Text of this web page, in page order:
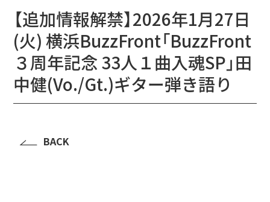
LIVE
VIDEO
DISCOGRAPHY
【追加情報解禁】2026年1月27日
(火) 横浜BuzzFront「BuzzFront
３周年記念 33人１曲入魂SP」田
中健(Vo./Gt.)ギター弾き語り
BACK